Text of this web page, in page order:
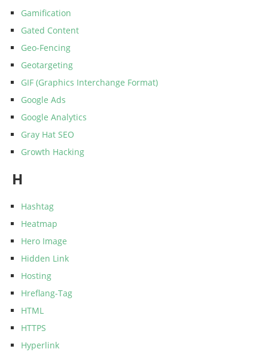
Gamification
Gated Content
Geo-Fencing
Geotargeting
GIF (Graphics Interchange Format)
Google Ads
Google Analytics
Gray Hat SEO
Growth Hacking
H
Hashtag
Heatmap
Hero Image
Hidden Link
Hosting
Hreflang-Tag
HTML
HTTPS
Hyperlink